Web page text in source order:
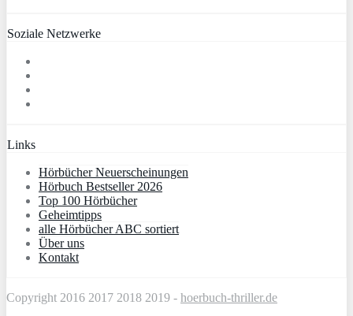
Soziale Netzwerke
Links
Hörbücher Neuerscheinungen
Hörbuch Bestseller 2026
Top 100 Hörbücher
Geheimtipps
alle Hörbücher ABC sortiert
Über uns
Kontakt
Copyright 2016 2017 2018 2019 - hoerbuch-thriller.de